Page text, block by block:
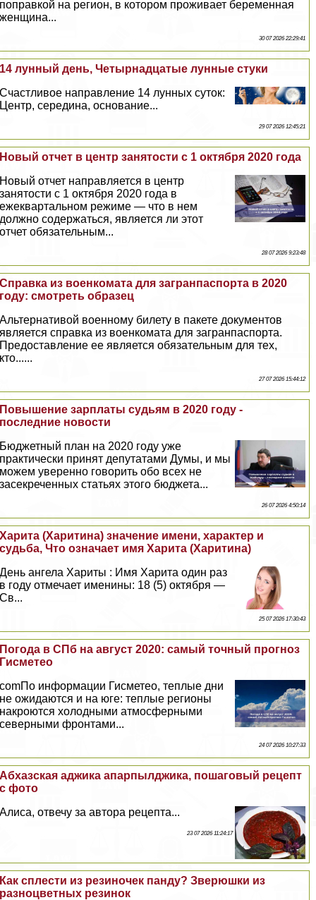
поправкой на регион, в котором проживает беременная
женщина...
30 07 2026 22:29:41
14 лунный день, Четырнадцатые лунные стуки
Счастливое направление 14 лунных суток:
Центр, середина, основание...
29 07 2026 12:45:21
Новый отчет в центр занятости с 1 октября 2020 года
Новый отчет направляется в центр
занятости с 1 октября 2020 года в
ежеквартальном режиме — что в нем
должно содержаться, является ли этот
отчет обязательным...
28 07 2026 9:23:48
Справка из военкомата для загранпаспорта в 2020
году: смотреть образец
Альтернативой военному билету в пакете документов
является справка из военкомата для загранпаспорта.
Предоставление ее является обязательным для тех,
кто......
27 07 2026 15:44:12
Повышение зарплаты судьям в 2020 году -
последние новости
Бюджетный план на 2020 году уже
пpaктически принят депутатами Думы, и мы
можем уверенно говорить обо всех не
засекреченных статьях этого бюджета...
26 07 2026 4:50:14
Харита (Харитина) значение имени, хаpaктер и
судьба, Что означает имя Харита (Харитина)
День ангела Хариты : Имя Харита один раз
в году отмечает именины: 18 (5) октября —
Св...
25 07 2026 17:30:43
Погода в СПб на август 2020: самый точный прогноз
Гисметео
comПо информации Гисметео, теплые дни
не ожидаются и на юге: теплые регионы
накроются холодными атмосферными
северными фронтами...
24 07 2026 10:27:33
Абхазская аджика апарпылджика, пошаговый рецепт
с фото
Алиса, отвечу за автора рецепта...
23 07 2026 11:24:17
Как сплести из резиночек панду? Зверюшки из
разноцветных резинок